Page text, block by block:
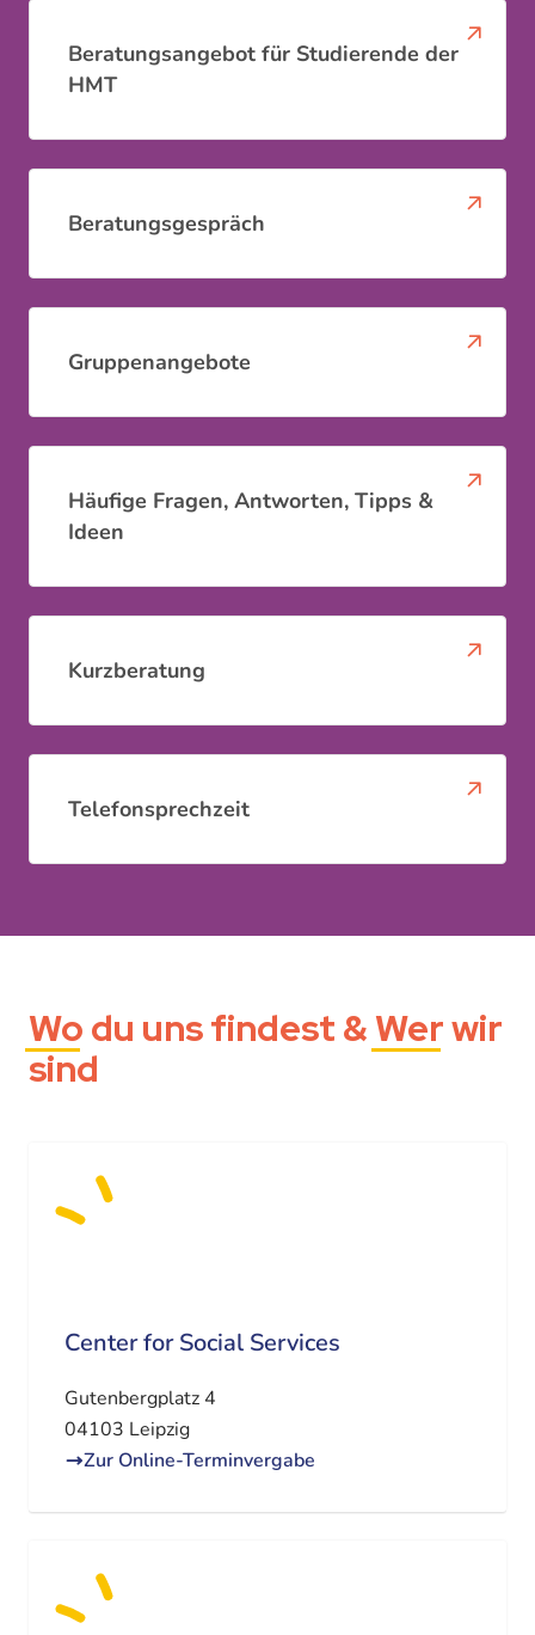
Beratungsangebot für Studierende der
HMT
Beratungsgespräch
Gruppenangebote
Häufige Fragen, Antworten, Tipps &
Ideen
Kurzberatung
Telefonsprechzeit
Wo du uns findest & Werwir
sind
Center for Social Services
Gutenbergplatz 4
04103 Leipzig
Zur Online-Terminvergabe